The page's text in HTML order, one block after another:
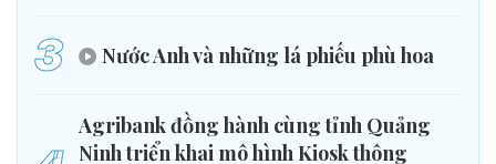
3 Nước Anh và những lá phiếu phù hoa
Agribank đồng hành cùng tỉnh Quảng
Ninh triển khai mô hình Kiosk thông